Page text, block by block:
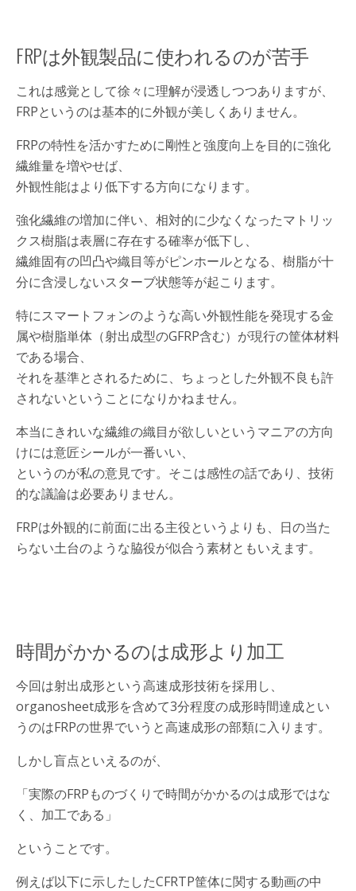
FRPは外観製品に使われるのが苦手
これは感覚として徐々に理解が浸透しつつありますが、
FRPというのは基本的に外観が美しくありません。
FRPの特性を活かすために剛性と強度向上を目的に強化
繊維量を増やせば、
外観性能はより低下する方向になります。
強化繊維の増加に伴い、相対的に少なくなったマトリッ
クス樹脂は表層に存在する確率が低下し、
繊維固有の凹凸や織目等がピンホールとなる、樹脂が十
分に含浸しないスターブ状態等が起こります。
特にスマートフォンのような高い外観性能を発現する金
属や樹脂単体（射出成型のGFRP含む）が現行の筐体材料
である場合、
それを基準とされるために、ちょっとした外観不良も許
されないということになりかねません。
本当にきれいな繊維の織目が欲しいというマニアの方向
けには意匠シールが一番いい、
というのが私の意見です。そこは感性の話であり、技術
的な議論は必要ありません。
FRPは外観的に前面に出る主役というよりも、日の当た
らない土台のような脇役が似合う素材ともいえます。
時間がかかるのは成形より加工
今回は射出成形という高速成形技術を採用し、
organosheet成形を含めて3分程度の成形時間達成とい
うのはFRPの世界でいうと高速成形の部類に入ります。
しかし盲点といえるのが、
「実際のFRPものづくりで時間がかかるのは成形ではな
く、加工である」
ということです。
例えば以下に示したしたCFRTP筐体に関する動画の中